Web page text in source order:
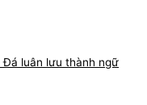
Đá luân lưu thành ngữ